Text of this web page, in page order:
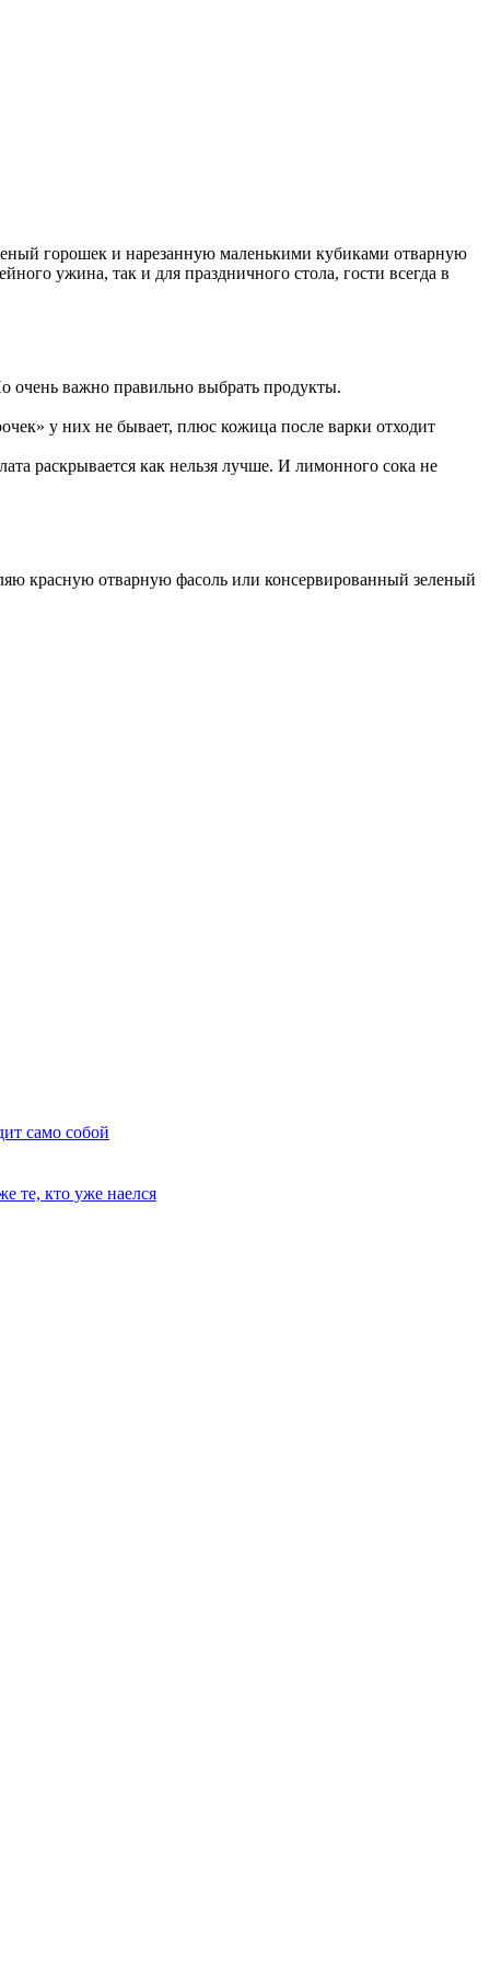
горошек и нарезанную маленькими кубиками отварную
ужина, так и для праздничного стола, гости всегда в
очень важно правильно выбрать продукты.
у них не бывает, плюс кожица после варки отходит
раскрывается как нельзя лучше. И лимонного сока не
красную отварную фасоль или консервированный зеленый
само собой
те, кто уже наелся